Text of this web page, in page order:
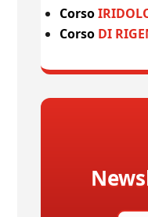
Corso
Corso DI